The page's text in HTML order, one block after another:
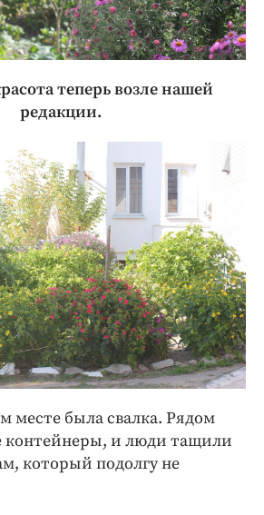
теперь возле нашей
редакции.
месте была свалка. Рядом
контейнеры, и люди тащили
который подолгу не